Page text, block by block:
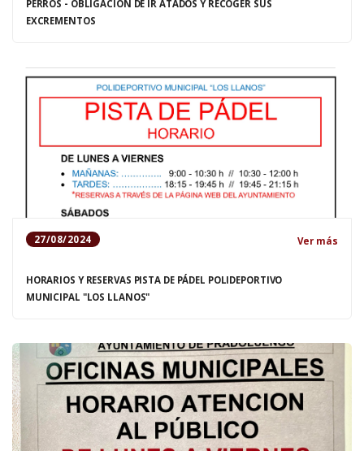
PERROS - OBLIGACIÓN DE IR ATADOS Y RECOGER SUS
EXCREMENTOS
27/08/2024 Ver más
HORARIOS Y RESERVAS PISTA DE PÁDEL POLIDEPORTIVO
MUNICIPAL "LOS LLANOS"